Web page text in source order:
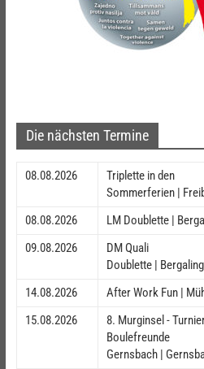
Die nächsten Termine
08.08.2026
Triplette in den
Sommerferien |
08.08.2026
LM Doublette |
09.08.2026
DM Quali
Doublette |
14.08.2026
After Work Fun |
15.08.2026
8. Murginsel -
Boulefreunde
Gernsbach |